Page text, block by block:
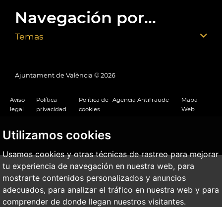
Utilizamos cookies
Usamos cookies y otras técnicas de rastreo para mejorar
tu experiencia de navegación en nuestra web, para
mostrarte contenidos personalizados y anuncios
adecuados, para analizar el tráfico en nuestra web y para
comprender de donde llegan nuestros visitantes.
Navegación por...
Temas
Ajuntament de València © 2026
Aviso
legal
Política
privacidad
Política de
cookies
Agencia Antifraude
Mapa
Web